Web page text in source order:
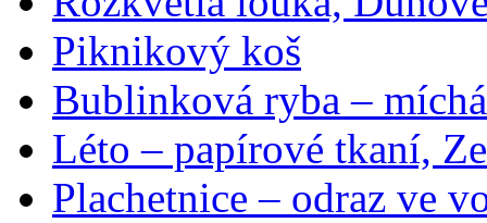
Piknikový koš
Bublinková ryba –
Léto – papírové tkaní,
Plachetnice – odraz ve